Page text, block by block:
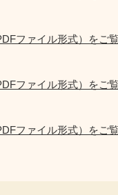
ファイル形式）をご
ファイル形式）をご
ファイル形式）をご